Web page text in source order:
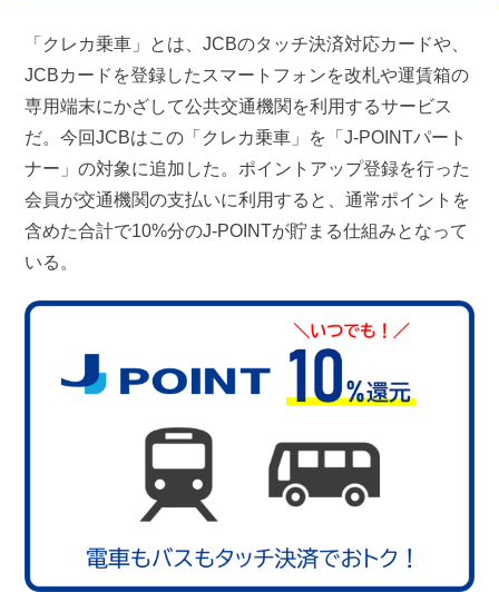
「クレカ乗車」とは、JCBのタッチ決済対応カードや、
JCBカードを登録したスマートフォンを改札や運賃箱の
専用端末にかざして公共交通機関を利用するサービス
だ。今回JCBはこの「クレカ乗車」を「J-POINTパート
ナー」の対象に追加した。ポイントアップ登録を行った
会員が交通機関の支払いに利用すると、通常ポイントを
含めた合計で10%分のJ-POINTが貯まる仕組みとなって
いる。